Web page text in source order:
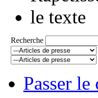
Recherche
Passer le